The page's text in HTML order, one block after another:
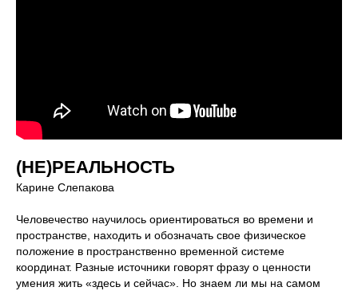
(НЕ)РЕАЛЬНОСТЬ
Карине Слепакова
Человечество научилось ориентироваться во времени и
пространстве, находить и обозначать свое физическое
положение в пространственно временной системе
координат. Разные источники говорят фразу о ценности
умения жить «здесь и сейчас». Но знаем ли мы на самом